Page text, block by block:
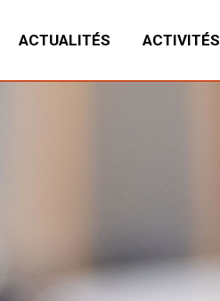
ACTUALITÉS ACTIVITÉS